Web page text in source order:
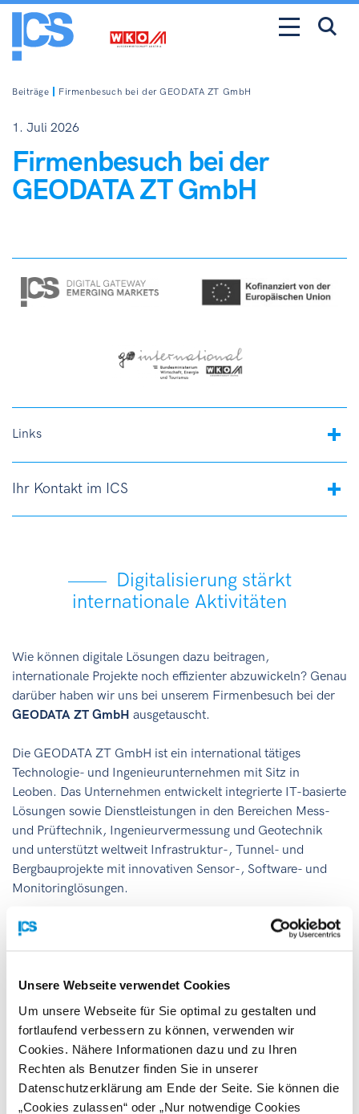
Unsere Webseite verwendet Cookies
Um unsere Webseite für Sie optimal zu gestalten und
fortlaufend verbessern zu können, verwenden wir
Cookies. Nähere Informationen dazu und zu Ihren
Rechten als Benutzer finden Sie in unserer
Datenschutzerklärung am Ende der Seite. Sie können die
„Cookies zulassen“ oder „Nur notwendige Cookies
Beiträge Firmenbesuch bei der GEODATA ZT GmbH
1. Juli 2026
Firmenbesuch bei der
GEODATA ZT GmbH
Links
Ihr Kontakt im ICS
Digitalisierung stärkt
internationale Aktivitäten
Wie können digitale Lösungen dazu beitragen,
internationale Projekte noch effizienter abzuwickeln? Genau
darüber haben wir uns bei unserem Firmenbesuch bei der
GEODATA ZT GmbH ausgetauscht.
Die GEODATA ZT GmbH ist ein international tätiges
Technologie- und Ingenieurunternehmen mit Sitz in
Leoben. Das Unternehmen entwickelt integrierte IT-basierte
Lösungen sowie Dienstleistungen in den Bereichen Mess-
und Prüftechnik, Ingenieurvermessung und Geotechnik
und unterstützt weltweit Infrastruktur-, Tunnel- und
Bergbauprojekte mit innovativen Sensor-, Software- und
Monitoringlösungen.
Die ICS-Expertinnen Marion Kikinger und Alexandra
nächsten Schritte im Bereich Internationalisierung und
Fördermöglichkeiten zu besprechen. Im Mittelpunkt stand
ein geplantes Digitalisierungsprojekt, das mit Unterstützung
unserer
DiGEM-Förderungumgesetzt werden soll. Ziel ist
es, die Abwicklung der Exportaktivitäten – insbesondere im
Hinblick auf Projekte in Montenegro – durch digitale
Prozesse effizienter und zukunftsfit zu gestalten.